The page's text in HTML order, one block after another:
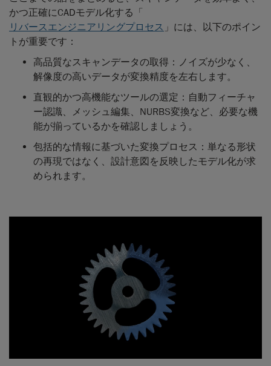
かつ正確にCADモデル化する「
リバースエンジニアリングプロセス 」には、以下のポイン
トが重要です：
高品質なスキャンデータの取得：ノイズが少なく、
解像度の高いデータが変換精度を左右します。
直観的かつ高機能なツールの選定：自動フィーチャ
ー認識、メッシュ編集、NURBS変換など、必要な機
能が揃っているかを確認しましょう。
包括的な情報に基づいた変換プロセス：単なる形状
の再現ではなく、設計意図を反映したモデル化が求
められます。